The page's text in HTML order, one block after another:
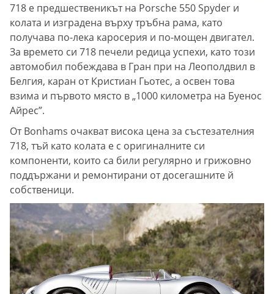
718 е предшественикът на Porsche 550 Spyder и
колата и изградена върху тръбна рама, като
получава по-лека каросерия и по-мощен двигател.
За времето си 718 печели редица успехи, като този
автомобил побеждава в Гран при на Леополдвил в
Белгия, каран от Кристиан Гьотес, а освен това
взима и първото място в „1000 километра на Буенос
Айрес”.
От Bonhams очакват висока цена за състезателния
718, тъй като колата е с оригиналните си
компоненти, които са били регулярно и грижовно
поддържани и ремонтирани от досегашните й
собственици.